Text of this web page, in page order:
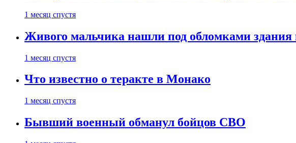
1 месяц спустя
Живого мальчика нашли под обломками здания
1 месяц спустя
Что известно о теракте в Монако
1 месяц спустя
Бывший военный обманул бойцов СВО